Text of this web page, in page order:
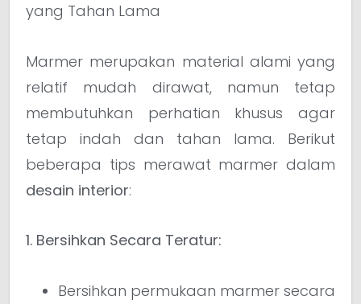
yang Tahan Lama
Marmer merupakan material alami yang
relatif mudah dirawat, namun tetap
membutuhkan perhatian khusus agar
tetap indah dan tahan lama. Berikut
beberapa tips merawat marmer dalam
desain interior:
1. Bersihkan Secara Teratur:
Bersihkan permukaan marmer secara